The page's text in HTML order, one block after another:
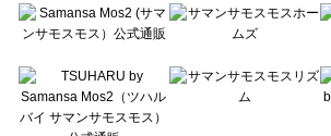
Te chichi（テチチ）のワンピース一覧
Te chichi CLASSIC（テチチ クラシック）のワンピース一覧
Lugnoncure（ルノンキュール）のワンピース一覧
BETTY'S BLUE（べティーズブルー）のワンピース一覧
Wpc.（ワールドパーティー）のワンピース一覧